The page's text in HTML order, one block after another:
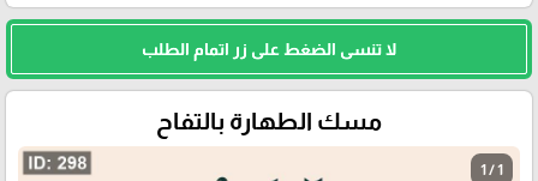
لا تنسى الضغط على زر اتمام الطلب
مسك الطهارة بالتفاح
1 / 1